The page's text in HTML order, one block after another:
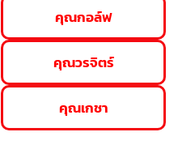
คุณกอล์ฟ
คุณวรจิตร์
คุณเกชา